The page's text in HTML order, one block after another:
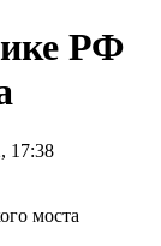
РФ
17:38